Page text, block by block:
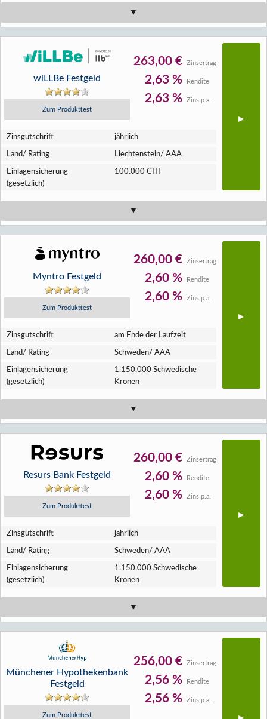
wiLLBe Festgeld
Zum Produkttest
263,00 € Zinsertrag
2,63 % Rendite
2,63 % Zins p.a.
Zins­gutschrift jährlich
Land/ Rating Liechtenstein/ AAA
Einlagen­sicherung
(gesetzlich)
100.000 CHF
Myntro Festgeld
Zum Produkttest
260,00 € Zinsertrag
2,60 % Rendite
2,60 % Zins p.a.
Zins­gutschrift am Ende der Laufzeit
Land/ Rating Schweden/ AAA
Einlagen­sicherung
(gesetzlich)
1.150.000 Schwedische
Kronen
Resurs Bank Festgeld
Zum Produkttest
260,00 € Zinsertrag
2,60 % Rendite
2,60 % Zins p.a.
Zins­gutschrift jährlich
Land/ Rating Schweden/ AAA
Einlagen­sicherung
(gesetzlich)
1.150.000 Schwedische
Kronen
Münchener Hypothekenbank
Festgeld
Zum Produkttest
256,00 € Zinsertrag
2,56 % Rendite
2,56 % Zins p.a.